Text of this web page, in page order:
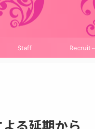
Staff Recruit